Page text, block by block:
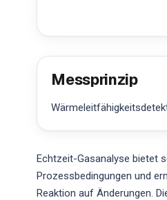
Messprinzip
Echtzeit-Gasanalyse bietet
Prozessbedingungen und
Reaktion auf Änderungen.